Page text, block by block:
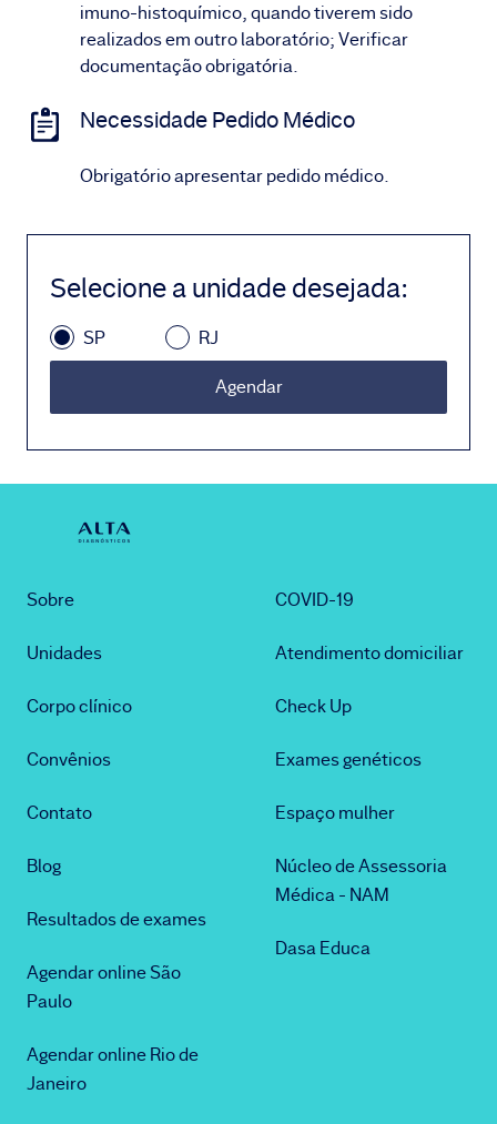
imuno-histoquímico, quando tiverem sido
realizados em outro laboratório; Verificar
documentação obrigatória.
Necessidade Pedido Médico
Obrigatório apresentar pedido médico.
Selecione a unidade desejada:
SP RJ
Agendar
Sobre
Unidades
Corpo clínico
Convênios
Contato
Blog
Resultados de exames
Agendar online São
Paulo
Agendar online Rio de
Janeiro
COVID-19
Atendimento domiciliar
Check Up
Exames genéticos
Espaço mulher
Núcleo de Assessoria
Médica - NAM
Dasa Educa